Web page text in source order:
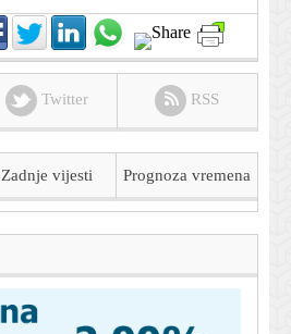
Twitter RSS
Zadnje vijesti Prognoza vremena